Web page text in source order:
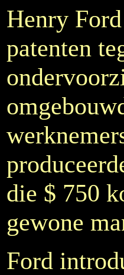
Henry
patenten
die $ 750
gewone
Ford